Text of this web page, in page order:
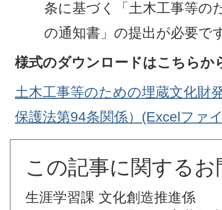
条に基づく「土木工事等の
の通知書」の提出が必要で
様式のダウンロードはこちらか
土木工事等のための埋蔵文化財
保護法第94条関係）(Excelファ
この記事に関する
生涯学習課 文化創造推進係